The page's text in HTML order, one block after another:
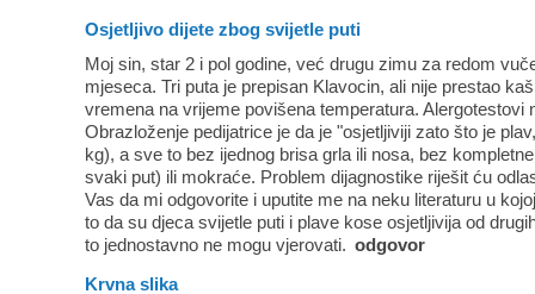
Osjetljivo dijete zbog svijetle puti
Moj sin, star 2 i pol godine, već drugu zimu za redom
mjeseca. Tri puta je prepisan Klavocin, ali nije prestao
vremena na vrijeme povišena temperatura. Alergotestovi
Obrazloženje pedijatrice je da je "osjetljiviji zato što je
kg), a sve to bez ijednog brisa grla ili nosa, bez
svaki put) ili mokraće. Problem dijagnostike riješit ću
Vas da mi odgovorite i uputite me na neku literaturu u
to da su djeca svijetle puti i plave kose osjetljivija od
to jednostavno ne mogu vjerovati. odgovor
Krvna slika